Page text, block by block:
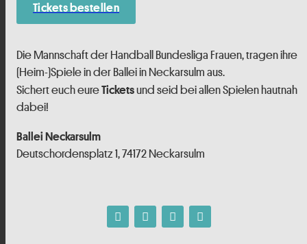
Tickets bestellen
Die Mannschaft der Handball Bundesliga Frauen, tragen ihre
(Heim-)Spiele in der Ballei in Neckarsulm aus.
Sichert euch eureTicketsund seid bei allen Spielen hautnah
dabei!
Ballei Neckarsulm
Deutschordensplatz 1, 74172 Neckarsulm